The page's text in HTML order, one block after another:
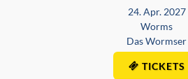
24. Apr. 2027
Worms
Das Wormser
TICKETS